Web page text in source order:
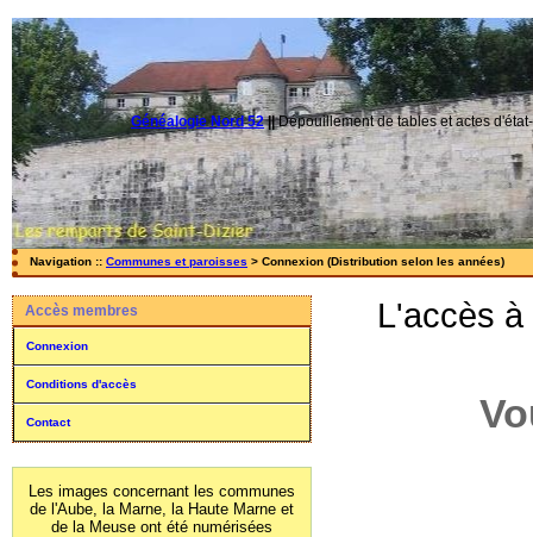
Généalogie Nord 52||Dépouillement de tables et actes
Navigation :: Communes et paroisses > Connexion (Distribution selon les années)
Accès membres
Connexion
Conditions d'accès
Contact
Les images concernant les communes
de l'Aube, la Marne, la Haute Marne et
de la Meuse ont été numérisées
L'accès